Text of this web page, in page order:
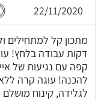
22/11/2020
דקות עבודה בלחץ!
קפה עם נגיעות של
להכנה! עוגה קרה
לגלידה, קינוח